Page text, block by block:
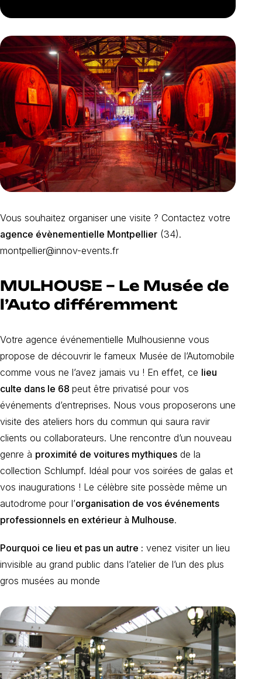
Vous souhaitez organiser une visite ? Contactez votre
agence évènementielle Montpellier (34).
montpellier@innov-events.fr
MULHOUSE – Le Musée de
l’Auto différemment
Votre agence événementielle Mulhousienne vous
propose de découvrir le fameux Musée de l’Automobile
comme vous ne l’avez jamais vu ! En effet, ce lieu
culte dans le 68 peut être privatisé pour vos
événements d’entreprises. Nous vous proposerons une
visite des ateliers hors du commun qui saura ravir
clients ou collaborateurs. Une rencontre d’un nouveau
genre à proximité de voitures mythiques de la
collection Schlumpf. Idéal pour vos soirées de galas et
vos inaugurations ! Le célèbre site possède même un
autodrome pour l’organisation de vos événements
professionnels en extérieur à Mulhouse.
Pourquoi ce lieu et pas un autre : venez visiter un lieu
invisible au grand public dans l’atelier de l’un des plus
gros musées au monde